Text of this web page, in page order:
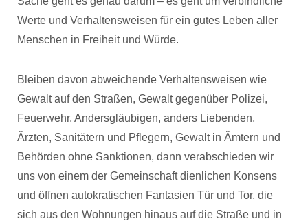
Werte und Verhaltensweisen für ein gutes Leben aller
Menschen in Freiheit und Würde.
Bleiben davon abweichende Verhaltensweisen wie
Gewalt auf den Straßen, Gewalt gegenüber Polizei,
Feuerwehr, Andersgläubigen, anders Liebenden,
Ärzten, Sanitätern und Pflegern, Gewalt in Ämtern und
Behörden ohne Sanktionen, dann verabschieden wir
uns von einem der Gemeinschaft dienlichen Konsens
und öffnen autokratischen Fantasien Tür und Tor, die
sich aus den Wohnungen hinaus auf die Straße und in